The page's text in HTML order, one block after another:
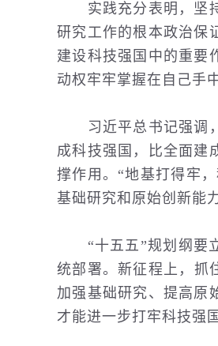
实践充分表明，坚持
研究工作的根本政治保
建设科技强国中的重要
动权牢牢掌握在自己手中
习近平总书记强调，
成科技强国，比全面建
撑作用。“地基打得牢
基础研究和原始创新能
“十五五”规划纲要立
统部署。新征程上，抓
加强基础研究、提高原
才能进一步打牢科技强